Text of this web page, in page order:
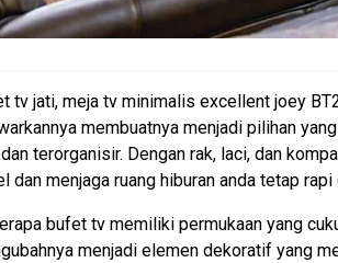
tv jati, meja tv minimalis excellent joey
membuatnya menjadi pilihan
terorganisir. Dengan rak, laci, dan
dan menjaga ruang hiburan anda tetap rapi
bufet tv memiliki permukaan yang
menjadi elemen dekoratif yang